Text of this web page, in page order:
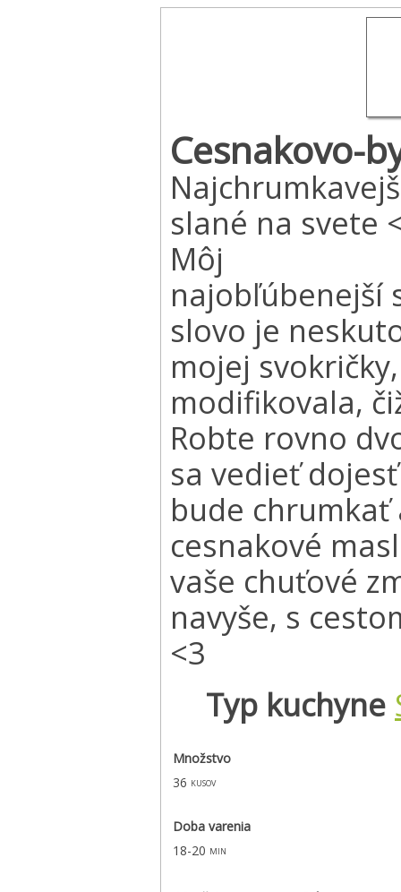
Cesnakovo-
slané na svete
Môj
najobľúbenejší
slovo je
mojej
modifikovala,
Robte rovno
sa vedieť
bude chrumkať
cesnakové
vaše chuťové
navyše, s
<3
Typ kuchyne
Množstvo
36 kusov
Doba varenia
18-20 min